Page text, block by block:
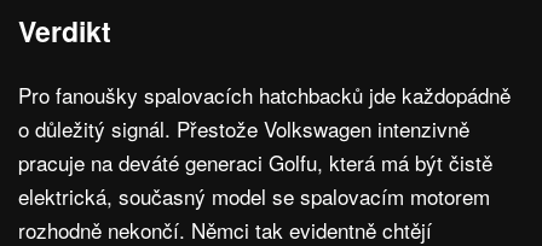
Verdikt
Pro fanoušky spalovacích hatchbacků jde každopádně
o důležitý signál. Přestože Volkswagen intenzivně
pracuje na deváté generaci Golfu, která má být čistě
elektrická, současný model se spalovacím motorem
rozhodně nekončí. Němci tak evidentně chtějí